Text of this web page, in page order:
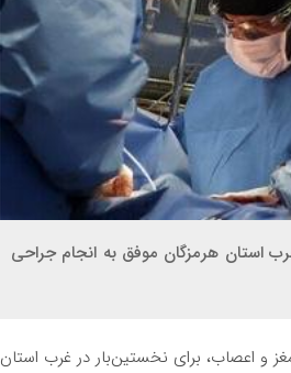
استان هرمزگان موفق به انجام جراحی
و اعصاب، برای نخستین‌بار در غرب استان